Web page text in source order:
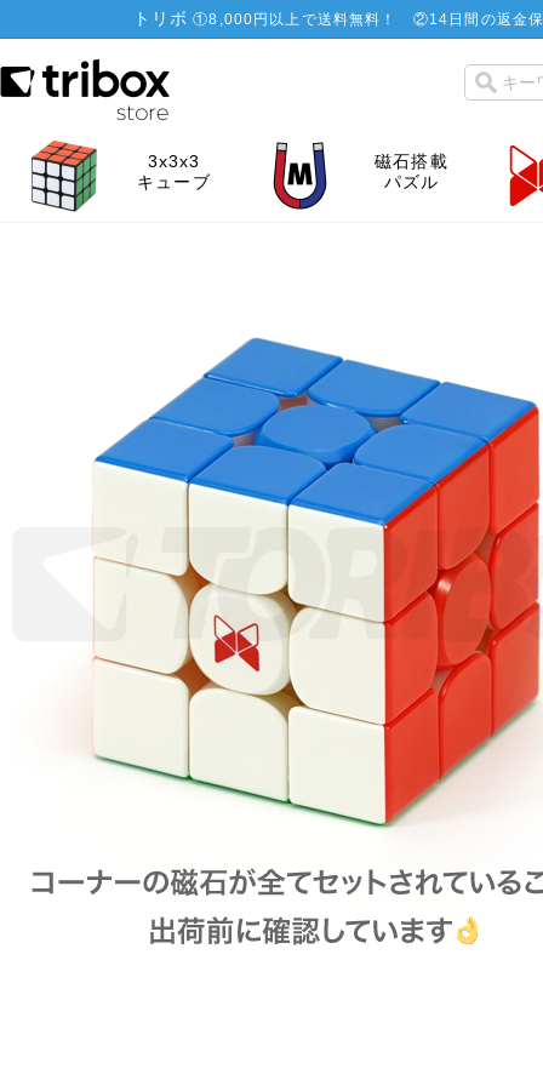
トリボ ①8,000円以上で送料無料！ ②14日間の返金
3x3x3
キューブ
磁石搭載
パズル